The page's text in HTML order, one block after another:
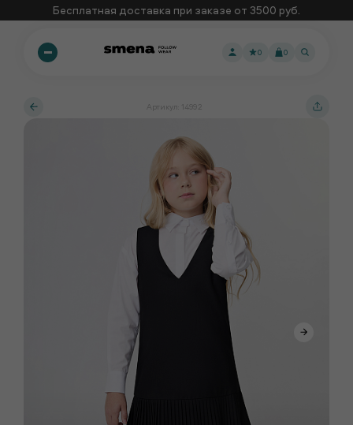
Бесплатная доставка при заказе от 3500 руб.
0
0
Артикул: 14992